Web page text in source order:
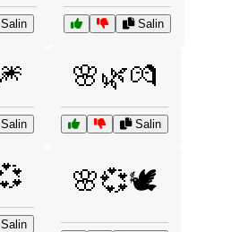
Salin
🌸🌿💏
Salin
🌸💞🕊️